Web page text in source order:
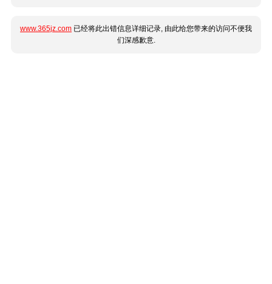
www.365jz.com 已经将此出错信息详细记录, 由此给您带来的访问不便我
们深感歉意.